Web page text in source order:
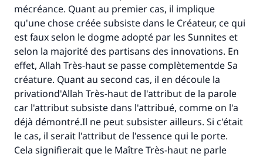
mécréance. Quant au premier cas, il implique
qu'une chose créée subsiste dans le Créateur, ce qui
est faux selon le dogme adopté par les Sunnites et
selon la majorité des partisans des innovations. En
effet, Allah Très-haut se passe complètementde Sa
créature. Quant au second cas, il en découle la
privationd'Allah Très-haut de l'attribut de la parole
car l'attribut subsiste dans l'attribué, comme on l'a
déjà démontré.Il ne peut subsister ailleurs. Si c'était
le cas, il serait l'attribut de l'essence qui le porte.
Cela signifierait que le Maître Très-haut ne parle